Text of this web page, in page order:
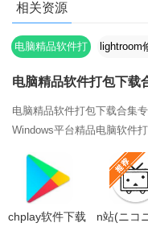
相关资源
电脑精品软件打
lightroom
电脑精品软件打包下载
电脑精品软件打包下载合集
Windows平台精品电脑软件
压等分类，全部去除捆绑广
骤与常见问题修复方案，新
新版本，欢迎下载体验。
chplay软件下载
n站(ニコ